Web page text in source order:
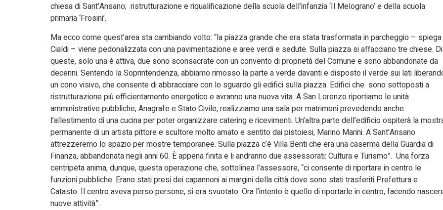
chiesa di Sant’Ansano; ristrutturazione e riqualificazione della scuola dell’infanzia ‘Il Melograno’ e della scuola
primaria ‘Frosini’.
Ma ecco come quest’area sta cambiando volto: “la piazza grande che era stata trasformata in parcheggio – spiega
Cialdi – viene pedonalizzata con una pavimentazione e aree verdi e sedute. Sulla piazza si affacciano tre chiese. Di
queste, solo una è attiva, due sono sconsacrate con un convento di proprietà del Comune e sono abbandonate da
decenni. Sentendo la Soprintendenza, abbiamo rimosso la parte a verde davanti e disposto il verde sui lati
un cono visivo, che consente di abbracciare con lo sguardo gli edifici sulla piazza. Edifici che sono sottoposti a
ristrutturazione più efficientamento energetico e avranno una nuova vita. A San Lorenzo riportiamo le unità
amministrative pubbliche, Anagrafe e Stato Civile, realizziamo una sala per matrimoni prevedendo anche
l’allestimento di una cucina per poter organizzare catering e ricevimenti. Un’altra parte dell’edificio ospiterà la
permanente di un artista pittore e scultore molto amato e sentito dai pistoiesi, Marino Marini. A Sant’Ansano
attrezzeremo lo spazio per mostre temporanee. Sulla piazza c’è Villa Benti che era una caserma della Guardia di
Finanza, abbandonata negli anni 60. È appena finita e li andranno due assessorati: Cultura e Turismo”. Una forza
centripeta anima, dunque, questa operazione che, sottolinea l’assessore, “ci consente di riportare in centro le
funzioni pubbliche. Erano stati presi dei capannoni ai margini della città dove sono stati trasferiti Prefettura e
Catasto. Il centro aveva perso persone, si era svuotato. Ora l’intento è quello di riportarle in centro, facendo
nuove attività”.